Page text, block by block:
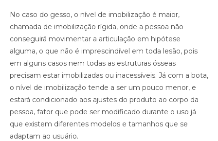
No caso do gesso, o nível de imobilização é maior,
chamada de imobilização rígida, onde a pessoa não
conseguirá movimentar a articulação em hipótese
alguma, o que não é imprescindível em toda lesão, pois
em alguns casos nem todas as estruturas ósseas
precisam estar imobilizadas ou inacessíveis. Já com a bota,
o nível de imobilização tende a ser um pouco menor, e
estará condicionado aos ajustes do produto ao corpo da
pessoa, fator que pode ser modificado durante o uso já
que existem diferentes modelos e tamanhos que se
adaptam ao usuário.